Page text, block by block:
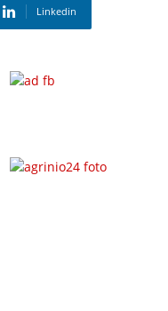
Linkedin